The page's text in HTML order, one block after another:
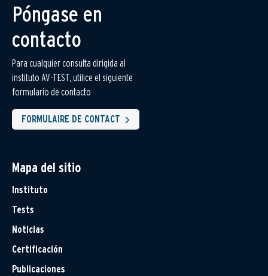
Póngase en
contacto
Para cualquier consulta dirigida al
instituto AV-TEST, utilice el siguiente
formulario de contacto
FORMULAIRE DE CONTACT
Mapa del sitio
Instituto
Tests
Noticias
Certificación
Publicaciones